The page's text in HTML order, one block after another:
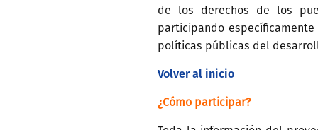
de los derechos de los
participando
políticas públicas del
Volver al inicio
¿Cómo participar?